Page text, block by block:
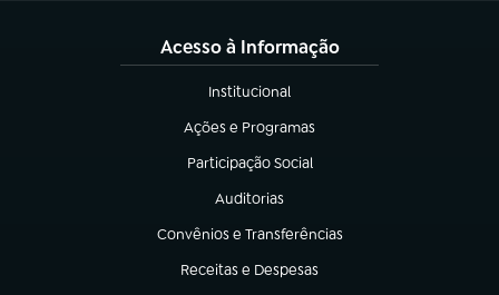
Acesso à Informação
Institucional
(abre em nova aba)
Ações e Programas
(abre em nova aba)
Participação Social
(abre em nova aba)
Auditorias
(abre em nova aba)
Convênios e Transferências
(abre em nova aba)
Receitas e Despesas
(abre em nova aba)